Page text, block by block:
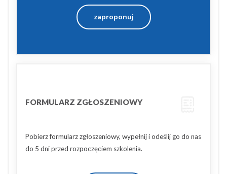
zaproponuj
FORMULARZ ZGŁOSZENIOWY
Pobierz formularz zgłoszeniowy, wypełnij i odeślij go do nas
do 5 dni przed rozpoczęciem szkolenia.